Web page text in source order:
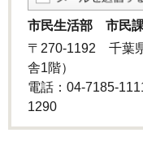
市民生活部 市民
〒270-1192 千葉
舎1階）
電話：04-7185-
1290